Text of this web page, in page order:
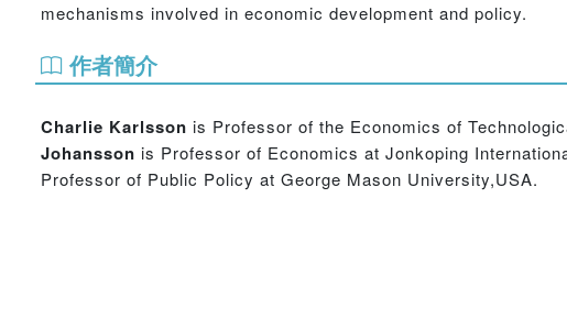
mechanisms involved in economic development and policy.
作者簡介
Charlie Karlsson is Professor of the Economics of
Johansson is Professor of Economics at Jonkoping
Professor of Public Policy at George Mason University,USA.